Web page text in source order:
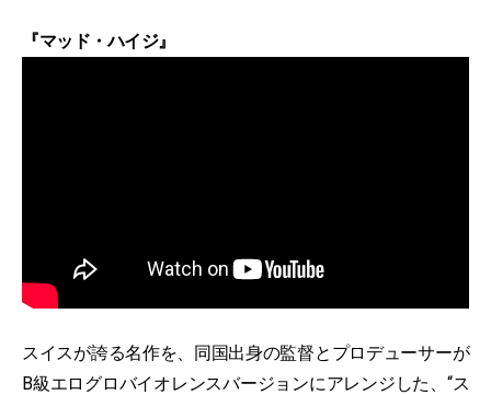
『マッド・ハイジ』
スイスが誇る名作を、同国出身の監督とプロデューサーが
B級エログロバイオレンスバージョンにアレンジした、“ス